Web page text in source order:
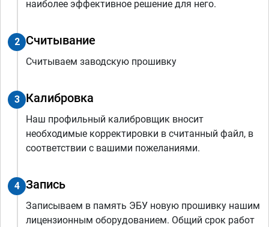
наиболее эффективное решение для него.
2 Считывание
Считываем заводскую прошивку
3 Калибровка
Наш профильный калибровщик вносит
необходимые корректировки в считанный файл, в
соответствии с вашими пожеланиями.
4 Запись
Записываем в память ЭБУ новую прошивку нашим
лицензионным оборудованием. Общий срок работ